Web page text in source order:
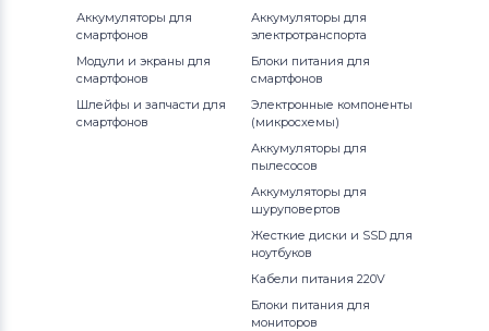
Аккумуляторы для
смартфонов
Модули и экраны для
смартфонов
Шлейфы и запчасти для
смартфонов
Аккумуляторы для
электротранспорта
Блоки питания для
смартфонов
Электронные компоненты
(микросхемы)
Аккумуляторы для
пылесосов
Аккумуляторы для
шуруповертов
Жесткие диски и SSD для
ноутбуков
Кабели питания 220V
Блоки питания для
мониторов